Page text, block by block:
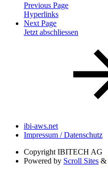
Previous Page
Hyperlinks
Next Page
Jetzt abschliessen
ibi-aws.net
Impressum / Datenschutz
Copyright IBITECH AG
Powered by Scroll Sites &